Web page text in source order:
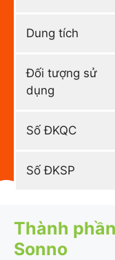
Dung tích
Đối tượng sử
dụng
Số ĐKQC
Số ĐKSP
Thành
Sonno